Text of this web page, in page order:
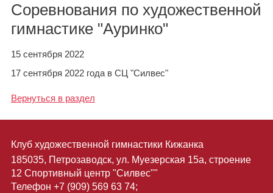
Соревнования по художественной
гимнастике "Ауринко"
15 сентября 2022
17 сентября 2022 года в СЦ "Силвес"
Вернуться в раздел
Клуб художественной гимнастики Кижанка
185035, Петрозаводск, ул. Муезерская 15а, строение
12 Спортивный центр "Силвес""
Телефон +7 (909) 569 63 74;